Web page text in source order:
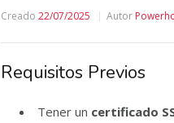
Creado 22/07/2025 Autor
Requisitos Previos
Tener un certificado